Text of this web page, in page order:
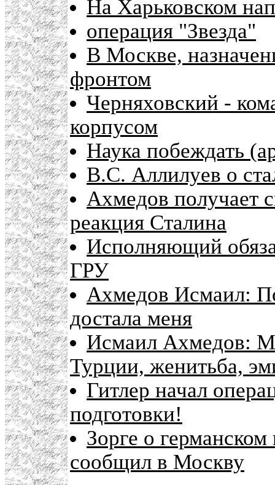
На Харьковском
операция "Звезда"
В Москве,
фронтом
Черняховский -
корпусом
Наука побеждать
В.С. Аллилуев о
Ахмедов получает
реакция Сталина
Исполняющий
ГРУ
Ахмедов Исмаил:
достала меня
Исмаил Ахмедов:
Турции, женитьба,
Гитлер начал
подготовки!
Зорге о
сообщил в Москву